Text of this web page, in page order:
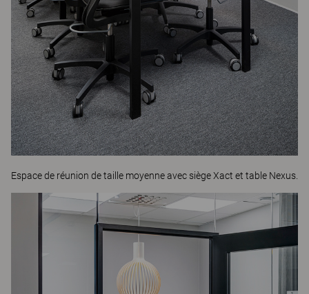
Espace de réunion de taille moyenne avec siègeXact et table Nexus